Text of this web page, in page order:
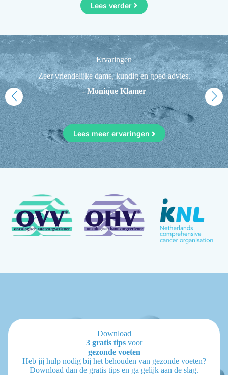
Lees verder
Ervaringen
Zeer vriendelijke dame, kundig en goed advies.
- Monique Klamer
Lees meer ervaringen
Download
3 gratis tipsvoor
gezonde voeten
Heb jij hulp nodig bij het behouden van gezonde voeten?
Download dan de gratis tips en ga gelijk aan de slag.